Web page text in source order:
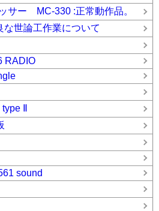
サー MC-330 :正常動作品。
世論工作業について
RADIO
Ⅱ
sound